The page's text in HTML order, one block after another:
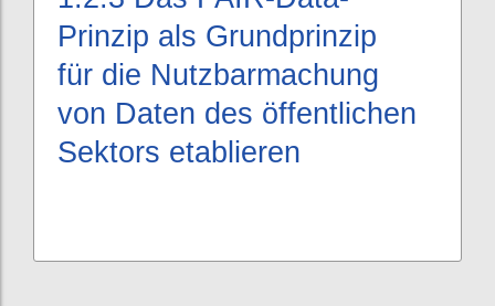
Prinzip als Grundprinzip
für die Nutzbarmachung
von Daten des öffentlichen
Sektors etablieren